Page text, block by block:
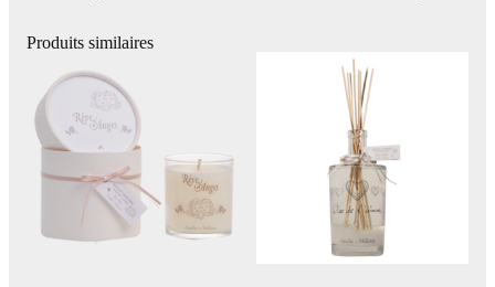
Produits similaires